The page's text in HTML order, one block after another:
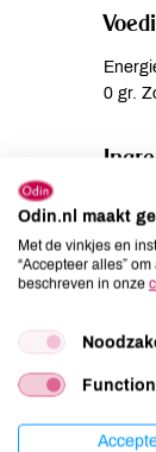
0 gr.
Ei
Gluten
Lupine
Odin.nl maakt
Met de vinkjes en
“Accepteer alles”
beschreven in onze